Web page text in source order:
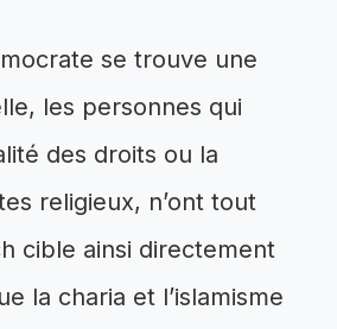
se trouve une
les personnes qui
des droits ou la
religieux, n’ont tout
cible ainsi directement
la charia et l’islamisme